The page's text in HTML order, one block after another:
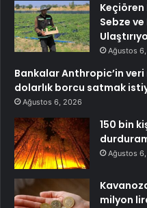
Sebze
Ağustos
Bankalar Anthropic’in
dolarlık borcu satmak
Ağustos 6, 2026
150 bin
Ağustos
milyon